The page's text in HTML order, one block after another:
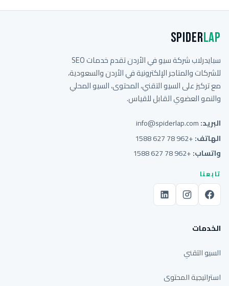
SpiderLap
سبايدرلاب شركة سيو في الأردن تقدم خدمات SEO
للشركات والمتاجر الإلكترونية في الأردن والسعودية،
مع تركيز على السيو التقني، المحتوى، السيو المحلي
والنمو العضوي القابل للقياس.
البريد:info@spiderlap.com
الهاتف:+962 78 627 1588
واتساب:+962 78 627 1588
تابعنا
الخدمات
السيو التقني
استراتيجية المحتوى